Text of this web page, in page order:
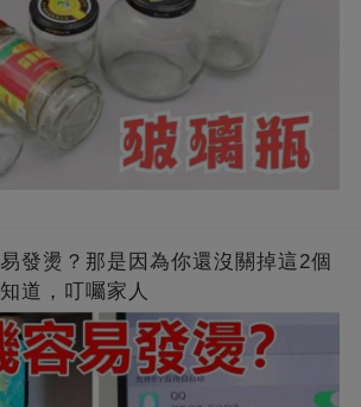
發燙？那是因為你還沒關掉這2個
道，叮囑家人